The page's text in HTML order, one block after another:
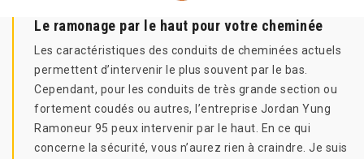
Le ramonage par le haut pour votre cheminée
Les caractéristiques des conduits de cheminées actuels
permettent d’intervenir le plus souvent par le bas.
Cependant, pour les conduits de très grande section ou
fortement coudés ou autres, l’entreprise Jordan Yung
Ramoneur 95 peux intervenir par le haut. En ce qui
concerne la sécurité, vous n’aurez rien à craindre. Je suis